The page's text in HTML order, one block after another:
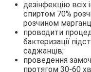
дезінфекцію всіх
спиртом 70%
розчином
проводити
бактеризації
саджанців;
проведення
протягом 30-60